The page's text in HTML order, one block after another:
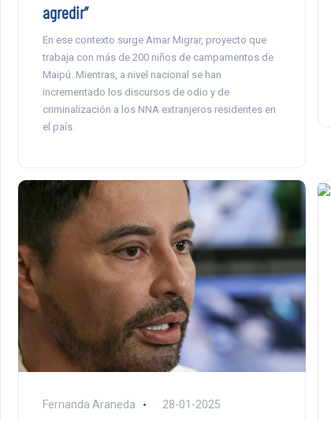
agredir”
En ese contexto surge Amar Migrar, proyecto que
trabaja con más de 200 niños de campamentos de
Maipú. Mientras, a nivel nacional se han
incrementado los discursos de odio y de
criminalización a los NNA extranjeros residentes en
el país.
Fernanda Araneda 28-01-2025